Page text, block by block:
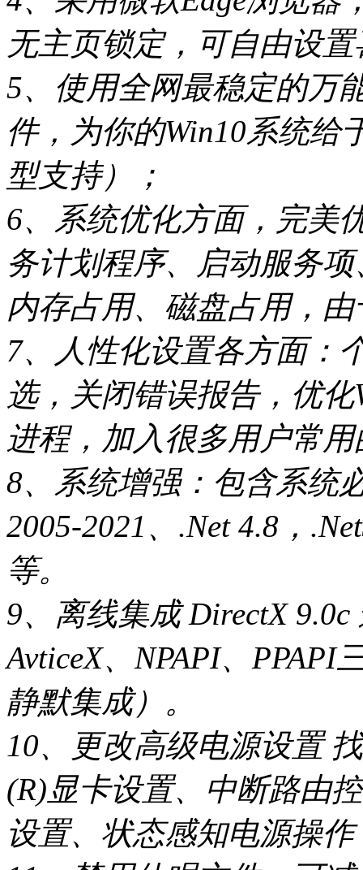
无主页锁定，可自由设
5、使用全网最稳定的万
件，为你的Win10系统给
型支持）；
6、系统优化方面，完美
务计划程序、启动服务
内存占用、磁盘占用，
7、人性化设置各方面：
选，关闭错误报告，优
进程，加入很多用户常
8、系统增强：包含系统
2005-2021、.Net 4.8，
等。
9、离线集成 DirectX
AvticeX、NPAPI、
静默集成）。
10、更改高级电源设置
(R)显卡设置、中断路由
设置、状态感知电源操